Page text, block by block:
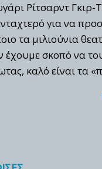
Ρίτσαρντ
για να
τα μιλιούνια
έχουμε σκοπό να
καλό είναι τα